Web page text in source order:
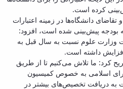
کرده است.
تقاضای دانشگاه‌ها در زمینه اعتبارات
بودجه پیش‌بینی شده است، افزود:
وزارت علوم نسبت به سال قبل به
کرد: ما تلاش می‌کنیم تا از طریق
اسلامی به خصوص کمیسیون
دریافت تخصیص‌های بیشتر در